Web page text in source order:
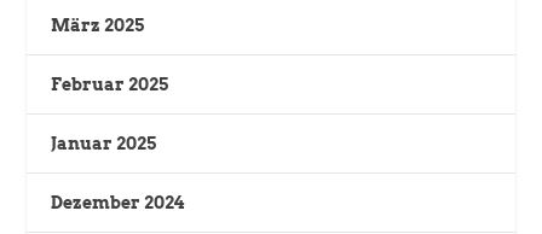
März 2025
Februar 2025
Januar 2025
Dezember 2024